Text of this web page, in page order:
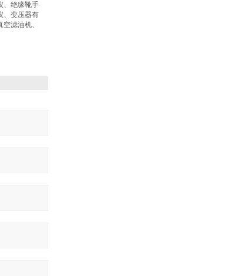
、绝缘靴手
、变压器有
滤油机、